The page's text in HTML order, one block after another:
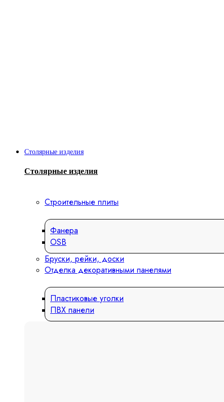
Столярные изделия
Столярные изделия
Строительные плиты
Фанера
OSB
Бруски, рейки, доски
Отделка декоративными панелями
Пластиковые уголки
ПВХ панели